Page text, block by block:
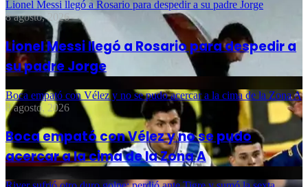
Lionel Messi llegó a Rosario para despedir a su padre Jorge
8 agosto, 2026
Lionel Messi llegó a Rosario para despedir a
su padre Jorge
Boca empató con Vélez y no se pudo acercar a la cima de la Zona A
8 agosto, 2026
Boca empató con Vélez y no se pudo
acercar a la cima de la Zona A